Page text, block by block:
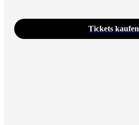
Tickets kaufen